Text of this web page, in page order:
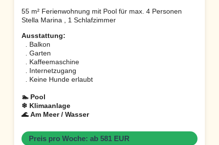
55 m² Ferienwohnung mit Pool für max. 4 Personen
Stella Marina , 1 Schlafzimmer
Ausstattung:
. Balkon
. Garten
. Kaffeemaschine
. Internetzugang
. Keine Hunde erlaubt
🏊 Pool
❄ Klimaanlage
🌊 Am Meer / Wasser
Preis pro Woche: ab 581 EUR